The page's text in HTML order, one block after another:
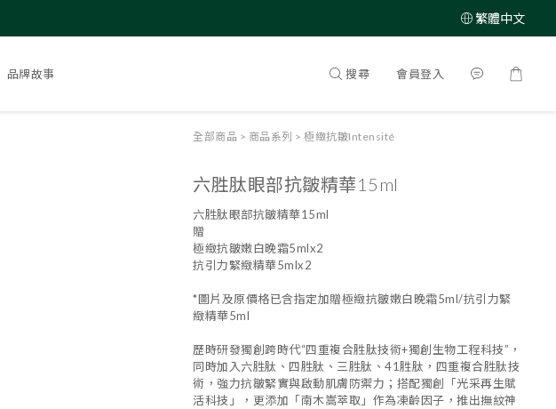
繁體中文
品牌故事 搜尋 會員登入
全部商品 > 商品系列 > 極緻抗皺Intensité
六胜肽眼部抗皺精華15ml
六胜肽眼部抗皺精華15ml
贈
極緻抗皺嫩白晚霜5mlx2
抗引力緊緻精華5mlx2
*圖片及原價格已含指定加贈極緻抗皺嫩白晚霜5ml/抗引力緊
緻精華5ml
歷時研發獨創跨時代“四重複合胜肽技術+獨創生物工程科技”，
同時加入六胜肽、四胜肽、三胜肽、41胜肽，四重複合胜肽技
術，強力抗皺緊實與啟動肌膚防禦力；搭配獨創「光采再生賦
活科技」，更添加「南木嵩萃取」作為凍齡因子，推出撫紋神